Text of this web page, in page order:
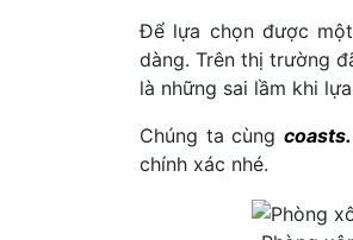
Để lựa chọn được
dàng. Trên thị trường
là những sai lầm khi
Chúng ta cùng
chính xác nhé.